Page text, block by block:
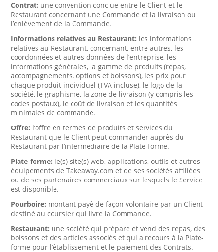
Contrat: une convention conclue entre le Client et le
Restaurant concernant une Commande et la livraison ou
l’enlèvement de la Commande.
Informations relatives au Restaurant: les informations
relatives au Restaurant, concernant, entre autres, les
coordonnées et autres données de l’entreprise, les
informations générales, la gamme de produits (repas,
accompagnements, options et boissons), les prix pour
chaque produit individuel (TVA incluse), le logo de la
société, le graphisme, la zone de livraison (y compris les
codes postaux), le coût de livraison et les quantités
minimales de commande.
Offre: l’offre en termes de produits et services du
Restaurant que le Client peut commander auprès du
Restaurant par l’intermédiaire de la Plate-forme.
Plate-forme: le(s) site(s) web, applications, outils et autres
équipements de Takeaway.com et de ses sociétés affiliées
ou de ses partenaires commerciaux sur lesquels le Service
est disponible.
Pourboire: montant payé de façon volontaire par un Client
destiné au coursier qui livre la Commande.
Restaurant: une société qui prépare et vend des repas, des
boissons et des articles associés et qui a recours à la Plate-
forme pour l’établissement et le paiement des Contrats.